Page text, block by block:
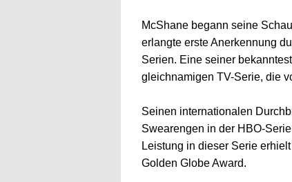
McShane begann seine
erlangte erste Anerkennung
Serien. Eine seiner
gleichnamigen TV-Serie, die
Seinen internationalen
Swearengen in der HBO-
Leistung in dieser Serie
Golden Globe Award.